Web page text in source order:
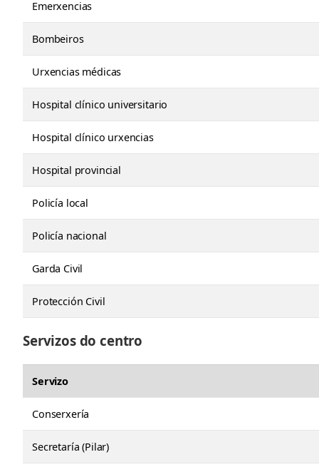
Emerxencias
Bombeiros
Urxencias médicas
Hospital clínico universitario
Hospital clínico urxencias
Hospital provincial
Policía local
Policía nacional
Garda Civil
Protección Civil
Servizos do centro
Servizo
Conserxería
Secretaría (Pilar)